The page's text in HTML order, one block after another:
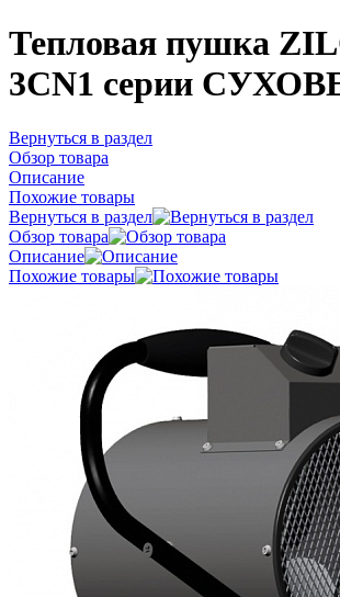
Тепловая пушка
3CN1 серии
Вернуться в раздел
Обзор товара
Описание
Похожие товары
Вернуться в раздел
Обзор товара
Описание
Похожие товары